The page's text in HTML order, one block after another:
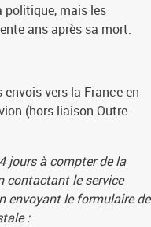
politique, mais les
ans après sa mort.
vers la France en
(hors liaison Outre-
jours à compter de la
contactant le service
envoyant le formulaire de
: